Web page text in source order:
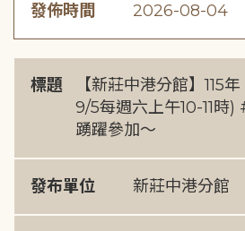
發佈時間 2026-08-04
標題
【新莊中港分館】115
9/5每週六上午10-11時
踴躍參加～
發布單位 新莊中港分館